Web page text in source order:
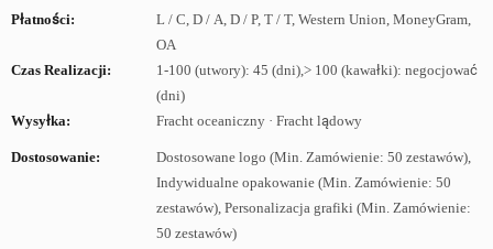
Płatności:
L / C, D / A, D / P, T / T, Western Union, MoneyGram,
OA
Czas Realizacji:
1-100 (utwory): 45 (dni),> 100 (kawałki): negocjować
(dni)
Wysyłka:
Fracht oceaniczny · Fracht lądowy
Dostosowanie:
Dostosowane logo (Min. Zamówienie: 50 zestawów),
Indywidualne opakowanie (Min. Zamówienie: 50
zestawów), Personalizacja grafiki (Min. Zamówienie:
50 zestawów)